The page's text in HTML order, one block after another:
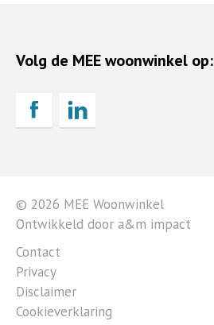
Volg de MEE woonwinkel op:
© 2026 MEE Woonwinkel
Ontwikkeld door a&m impact
Contact
Privacy
Disclaimer
Cookieverklaring